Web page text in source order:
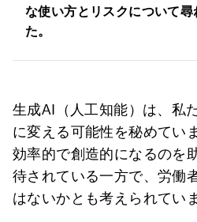
な使い方とリスクについて
た。
生成AI（人工知能）は、私
に変える可能性を秘めてい
効率的で創造的になるのを
待されている一方で、労働
はないかとも考えられてい